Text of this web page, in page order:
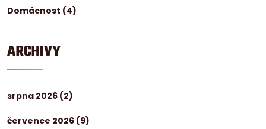
Domácnost (4)
ARCHIVY
srpna 2026 (2)
července 2026 (9)